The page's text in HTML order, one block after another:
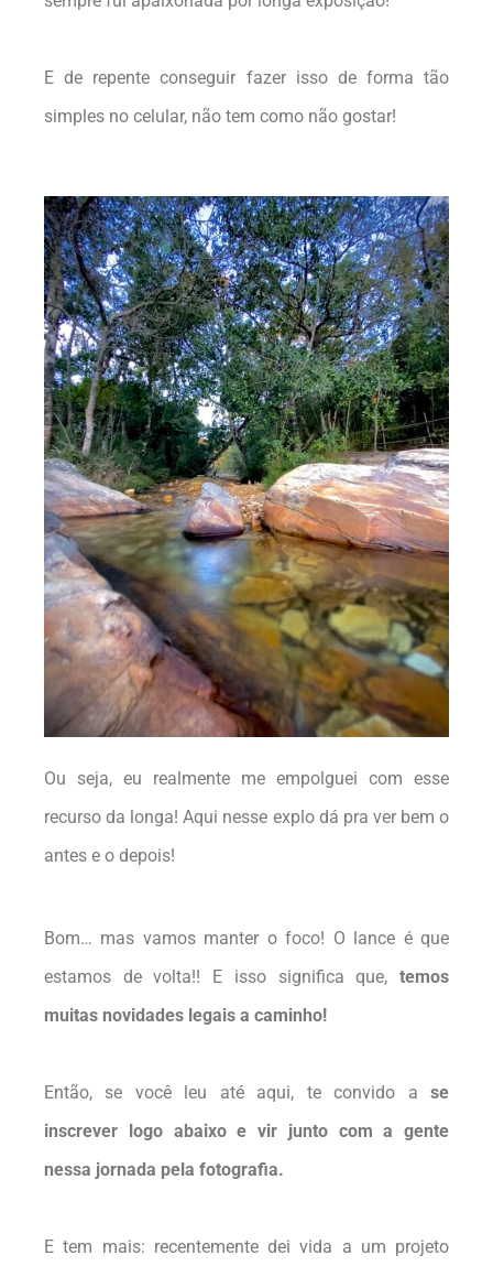
E de repente conseguir fazer isso de forma tão
simples no celular, não tem como não gostar!
Ou seja, eu realmente me empolguei com esse
recurso da longa! Aqui nesse explo dá pra ver bem o
antes e o depois!
Bom… mas vamos manter o foco! O lance é que
estamos de volta!! E isso significa que, temos
muitas novidades legais a caminho!
Então, se você leu até aqui, te convido a se
inscrever logo abaixo e vir junto com a gente
nessa jornada pela fotografia.
E tem mais: recentemente dei vida a um projeto